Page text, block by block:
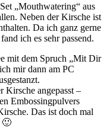
„Mouthwatering“ aus
Neben der Kirsche ist
Da ich ganz gerne
ich es sehr passend.
mit dem Spruch „Mit Dir
mir dann am PC
Kirsche angepasst –
Embossingpulvers
Das ist doch mal
🙂